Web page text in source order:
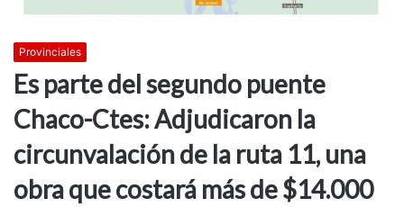
Provinciales
Es parte del segundo puente
Chaco-Ctes: Adjudicaron la
circunvalación de la ruta 11, una
obra que costará más de $14.000